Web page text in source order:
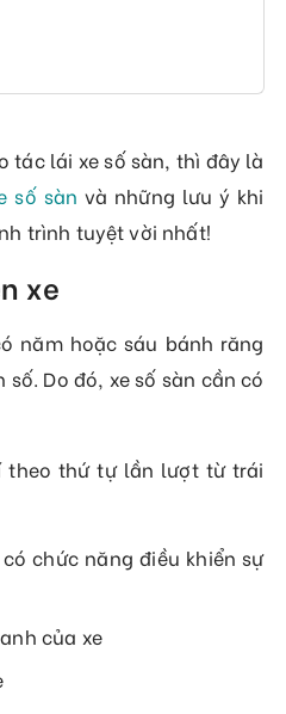
tác lái xe số sàn, thì đây là
số sàn và những lưu ý khi
trình tuyệt vời nhất!
xe
năm hoặc sáu bánh răng
Do đó, xe số sàn cần có
theo thứ tự lần lượt từ trái
chức năng điều khiển sự
của xe